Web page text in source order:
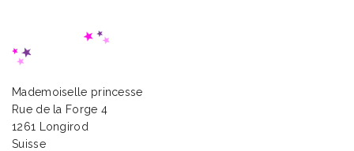
Mademoiselle princesse
Rue de la Forge 4
1261 Longirod
Suisse